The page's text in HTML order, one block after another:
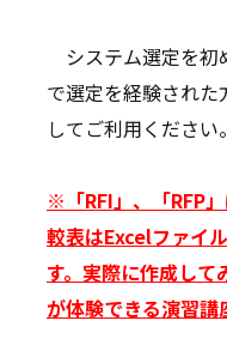
システム選定を
で選定を経験された
してご利用ください。
※ 「RFI」、「RFP
較表はExcelファイ
す。実際に作成して
が体験できる演習講